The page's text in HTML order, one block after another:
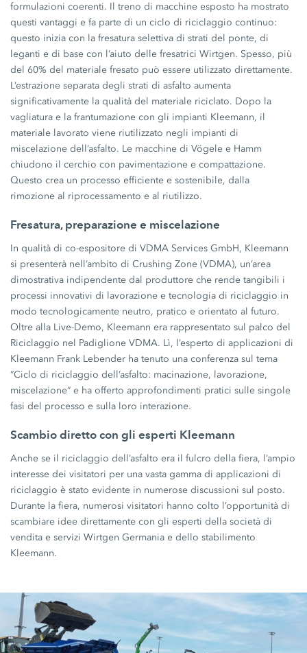
formulazioni coerenti. Il treno di macchine esposto ha mostrato
questi vantaggi e fa parte di un ciclo di riciclaggio continuo:
questo inizia con la fresatura selettiva di strati del ponte, di
leganti e di base con l’aiuto delle fresatrici Wirtgen. Spesso, più
del 60% del materiale fresato può essere utilizzato direttamente.
L’estrazione separata degli strati di asfalto aumenta
significativamente la qualità del materiale riciclato. Dopo la
vagliatura e la frantumazione con gli impianti Kleemann, il
materiale lavorato viene riutilizzato negli impianti di
miscelazione dell’asfalto. Le macchine di Vögele e Hamm
chiudono il cerchio con pavimentazione e compattazione.
Questo crea un processo efficiente e sostenibile, dalla
rimozione al riprocessamento e al riutilizzo.
Fresatura, preparazione e miscelazione
In qualità di co-espositore di VDMA Services GmbH, Kleemann
si presenterà nell’ambito di Crushing Zone (VDMA), un’area
dimostrativa indipendente dal produttore che rende tangibili i
processi innovativi di lavorazione e tecnologia di riciclaggio in
modo tecnologicamente neutro, pratico e orientato al futuro.
Oltre alla Live-Demo, Kleemann era rappresentato sul palco del
Riciclaggio nel Padiglione VDMA. Lì, l’esperto di applicazioni di
Kleemann Frank Lebender ha tenuto una conferenza sul tema
“Ciclo di riciclaggio dell’asfalto: macinazione, lavorazione,
miscelazione” e ha offerto approfondimenti pratici sulle singole
fasi del processo e sulla loro interazione.
Scambio diretto con gli esperti Kleemann
Anche se il riciclaggio dell’asfalto era il fulcro della fiera, l’ampio
interesse dei visitatori per una vasta gamma di applicazioni di
riciclaggio è stato evidente in numerose discussioni sul posto.
Durante la fiera, numerosi visitatori hanno colto l’opportunità di
scambiare idee direttamente con gli esperti della società di
vendita e servizi Wirtgen Germania e dello stabilimento
Kleemann.